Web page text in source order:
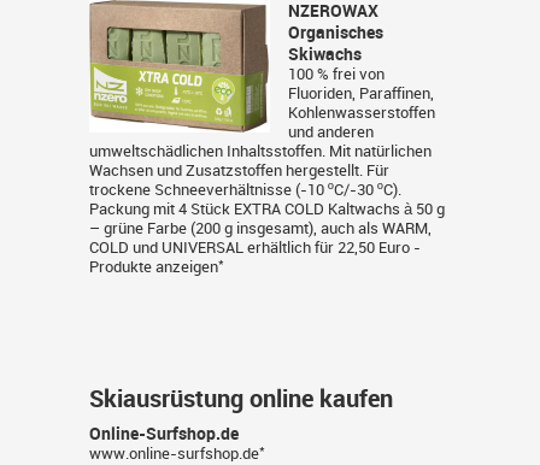
NZEROWAX
Organisches
Skiwachs
100 % frei von
Fluoriden, Paraffinen,
Kohlenwasserstoffen
und anderen
umweltschädlichen Inhaltsstoffen. Mit natürlichen
Wachsen und Zusatzstoffen hergestellt. Für
trockene Schneeverhältnisse (-10 ºC/-30 ºC).
Packung mit 4 Stück EXTRA COLD Kaltwachs à 50 g
– grüne Farbe (200 g insgesamt), auch als WARM,
COLD und UNIVERSAL erhältlich für 22,50 Euro -
Produkte anzeigen*
Skiausrüstung online kaufen
Online-Surfshop.de
www.online-surfshop.de*